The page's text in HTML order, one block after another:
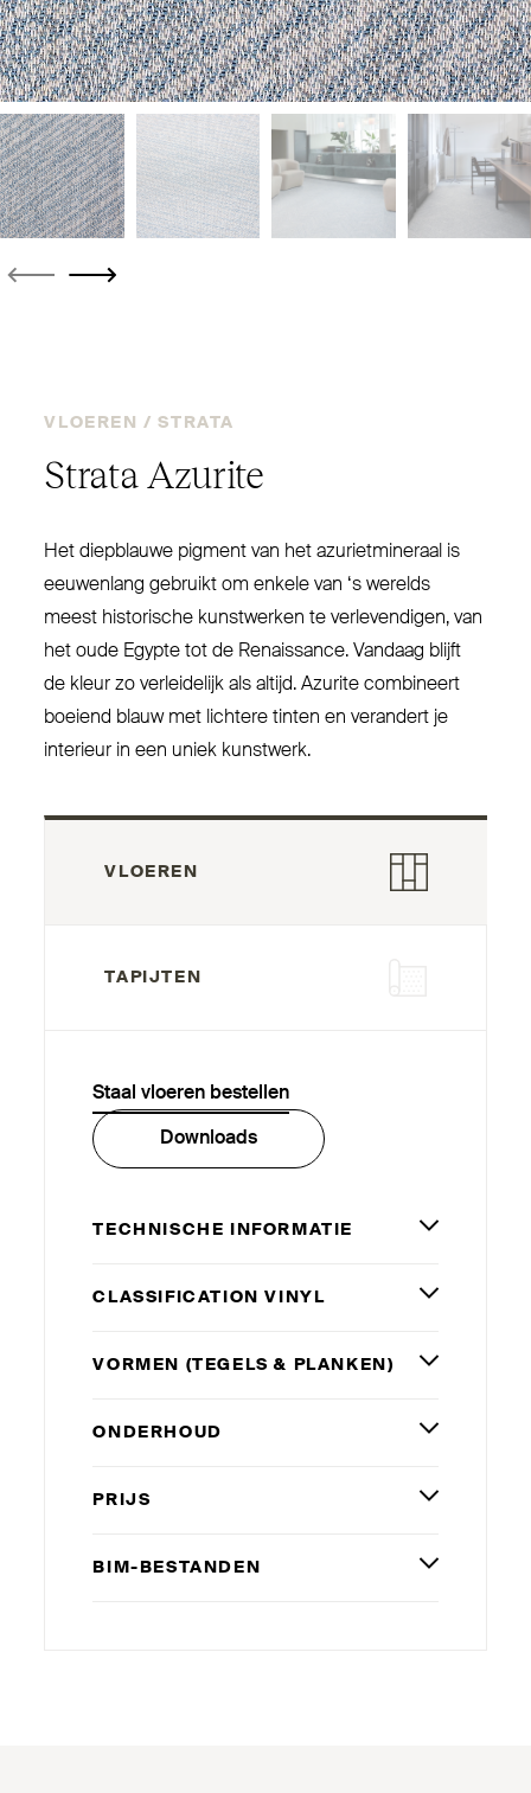
VLOEREN / STRATA
Strata Azurite
Het diepblauwe pigment van het azu­riet­mineraal is
eeu­wenlang gebruikt om enkele van ‘s werelds
meest his­torische kunstwerken te ver­le­vendigen, van
het oude Egypte tot de Renaissance. Vandaag blijft
de kleur zo ver­leidelijk als altijd. Azurite com­bineert
boeiend blauw met lichtere tinten en verandert je
interieur in een uniek kunstwerk.
VLOEREN
TAPIJTEN
Staal vloeren bestellen
Downloads
TECHNISCHE INFORMATIE
CLAS­SI­FICATION VINYL
VORMEN (TEGELS& PLANKEN)
ONDERHOUD
PRIJS
BIM-BESTANDEN